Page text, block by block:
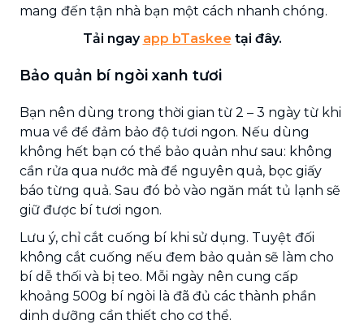
mang đến tận nhà bạn một cách nhanh chóng.
Tải ngay app bTaskee tại đây.
Bảo quản bí ngòi xanh tươi
Bạn nên dùng trong thời gian từ 2 – 3 ngày từ khi
mua về để đảm bảo độ tươi ngon. Nếu dùng
không hết bạn có thể bảo quản như sau: không
cần rửa qua nước mà để nguyên quả, bọc giấy
báo từng quả. Sau đó bỏ vào ngăn mát tủ lạnh sẽ
giữ được bí tươi ngon.
Lưu ý, chỉ cắt cuống bí khi sử dụng. Tuyệt đối
không cắt cuống nếu đem bảo quản sẽ làm cho
bí dễ thối và bị teo. Mỗi ngày nên cung cấp
khoảng 500g bí ngòi là đã đủ các thành phần
dinh dưỡng cần thiết cho cơ thể.